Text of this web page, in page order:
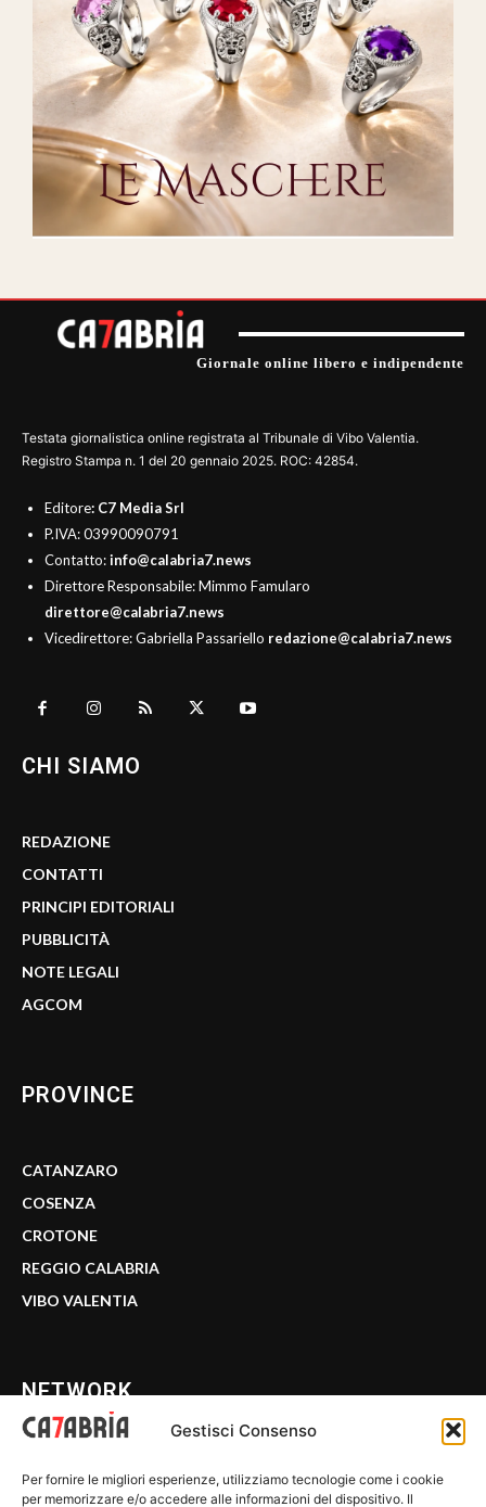
Gestisci Consenso
Per fornire le migliori esperienze, utilizziamo tecnologie come i cookie
per memorizzare e/o accedere alle informazioni del dispositivo. Il
Giornale online libero e indipendente
Testata giornalistica online registrata al Tribunale di Vibo Valentia.
Registro Stampa n. 1 del 20 gennaio 2025. ROC: 42854.
Editore: C7 Media Srl
P.IVA: 03990090791
Contatto:info@calabria7.news
Direttore Responsabile: Mimmo Famularo
direttore@calabria7.news
Vicedirettore: Gabriella Passariello redazione@calabria7.news
CHI SIAMO
REDAZIONE
CONTATTI
PRINCIPI EDITORIALI
PUBBLICITÀ
NOTE LEGALI
AGCOM
PROVINCE
CATANZARO
COSENZA
CROTONE
REGGIO CALABRIA
VIBO VALENTIA
NETWORK
WE CALABRIA